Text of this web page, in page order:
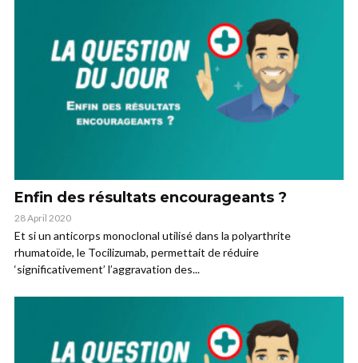
Enfin des résultats encourageants ?
28 April 2020
Et si un anticorps monoclonal utilisé dans la polyarthrite
rhumatoïde, le Tocilizumab, permettait de réduire
‘significativement’ l’aggravation des...